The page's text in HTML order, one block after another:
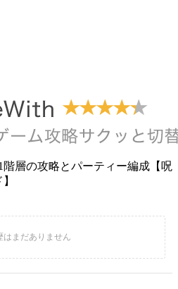
階層の攻略とパーティー編成【呪